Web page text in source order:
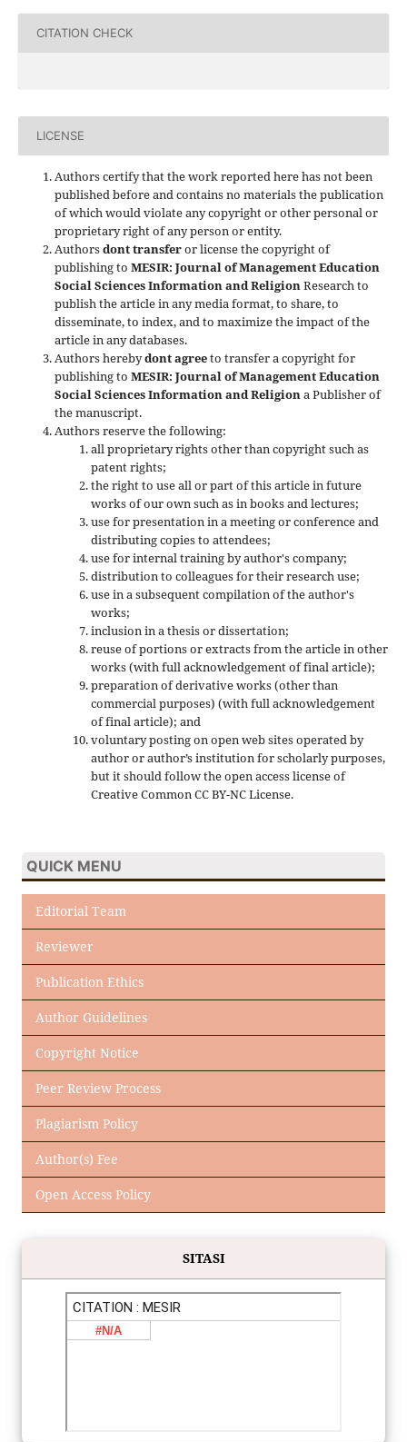
CITATION CHECK
LICENSE
Authors certify that the work reported here has not been
published before and contains no materials the publication
of which would violate any copyright or other personal or
proprietary right of any person or entity.
Authorsdont transferor license the copyright of
publishing to MESIR: Journal of Management Education
Social Sciences Information and ReligionResearch to
publish the article in any media format, to share, to
disseminate, to index, and to maximize the impact of the
article in any databases.
Authors herebydont agreeto transfer a copyright for
publishing to MESIR: Journal of Management Education
Social Sciences Information and Religiona Publisher of
the manuscript.
Authors reserve the following:
all proprietary rights other than copyright such as
patent rights;
the right to use all or part of this article in future
works of our own such as in books and lectures;
use for presentation in a meeting or conference and
distributing copies to attendees;
use for internal training by author's company;
distribution to colleagues for their research use;
use in a subsequent compilation of the author's
works;
inclusion in a thesis or dissertation;
reuse of portions or extracts from the article in other
works (with full acknowledgement of final article);
preparation of derivative works (other than
commercial purposes) (with full acknowledgement
of final article); and
voluntary posting on open web sites operated by
author or author’s institution for scholarly purposes,
but it should follow the open access license of
Creative Common CC BY-NC License.
QUICK MENU
Editorial Team
Reviewer
Publication Ethics
Author Guidelines
Copyright Notice
Peer Review Process
Plagiarism Policy
Author(s) Fee
Open Access Policy
SITASI